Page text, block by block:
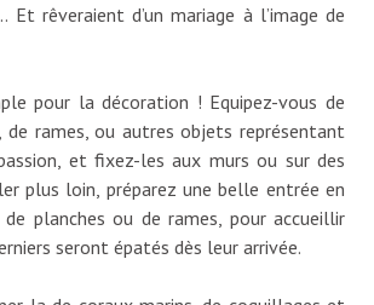
Et rêveraient d’un mariage à l’image de
pour la décoration ! Equipez-vous de
de rames, ou autres objets représentant
et fixez-les aux murs ou sur des
plus loin, préparez une belle entrée en
planches ou de rames, pour accueillir
seront épatés dès leur arrivée.